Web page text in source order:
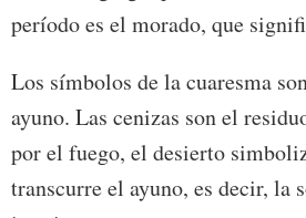
período es el morado, que
Los símbolos de la cuaresma
ayuno. Las cenizas son el
por el fuego, el desierto
transcurre el ayuno, es decir, la